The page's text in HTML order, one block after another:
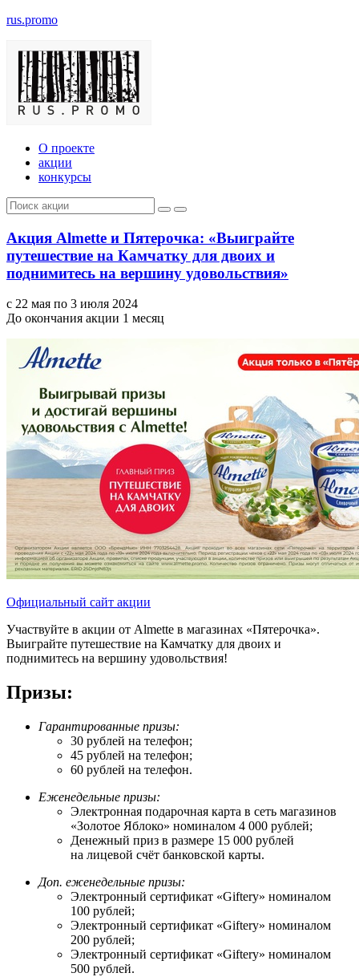
rus.promo
О проекте
акции
конкурсы
Акция Almette и Пятерочка: «Выиграйте
путешествие на Камчатку для двоих и
поднимитесь на вершину удовольствия»
с 22 мая по 3 июля 2024
До окончания акции 1 месяц
Официальный сайт акции
Участвуйте в акции от Almette в магазинах «Пятерочка».
Выиграйте путешествие на Камчатку для двоих и
поднимитесь на вершину удовольствия!
Призы:
Гарантированные призы:
30 рублей на телефон;
45 рублей на телефон;
60 рублей на телефон.
Еженедельные призы:
Электронная подарочная карта в сеть магазинов
«Золотое Яблоко» номиналом 4 000 рублей;
Денежный приз в размере 15 000 рублей
на лицевой счёт банковской карты.
Доп. еженедельные призы:
Электронный сертификат «Giftery» номиналом
100 рублей;
Электронный сертификат «Giftery» номиналом
200 рублей;
Электронный сертификат «Giftery» номиналом
500 рублей.